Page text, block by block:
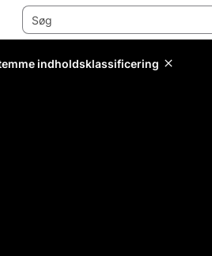
indholdsklassificering